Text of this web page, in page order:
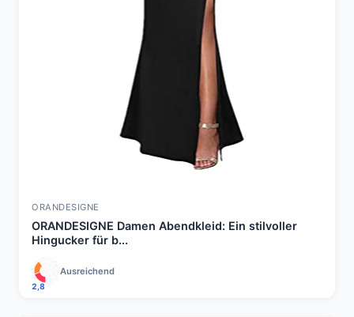
ORANDESIGNE
ORANDESIGNE Damen Abendkleid: Ein stilvoller
Hingucker für b...
2,8
Ausreichend